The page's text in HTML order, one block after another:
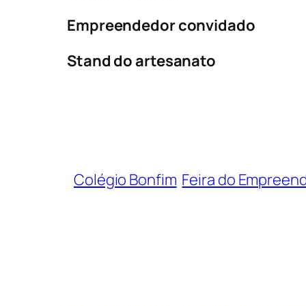
Empreendedor convidado
Stand do artesanato
Colégio Bonfim Feira do